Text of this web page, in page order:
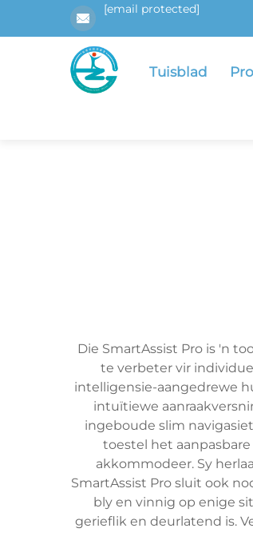
[email protected]
Tuisblad
Die SmartAssist Pro is 'n
te verbeter vir
intelligensie-aangedrewe
intuïtiewe
ingeboude slim
toestel het
akkommodeer. Sy
SmartAssist Pro sluit ook
bly en vinnig op enige
gerieflik en deurlatend is.